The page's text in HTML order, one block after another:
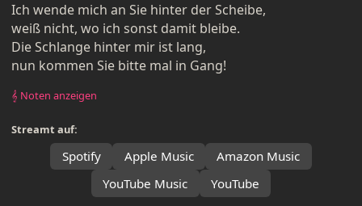
Ich wende mich an Sie hinter der Scheibe,
weiß nicht, wo ich sonst damit bleibe.
Die Schlange hinter mir ist lang,
nun kommen Sie bitte mal in Gang!
𝄞 Noten anzeigen
Streamt auf:
Spotify Apple Music
Amazon Music
YouTube Music
YouTube